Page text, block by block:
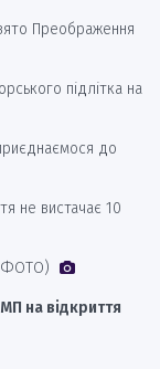
Преображення
підлітка на
до
не вистачає 10
(ФОТО)
на відкриття